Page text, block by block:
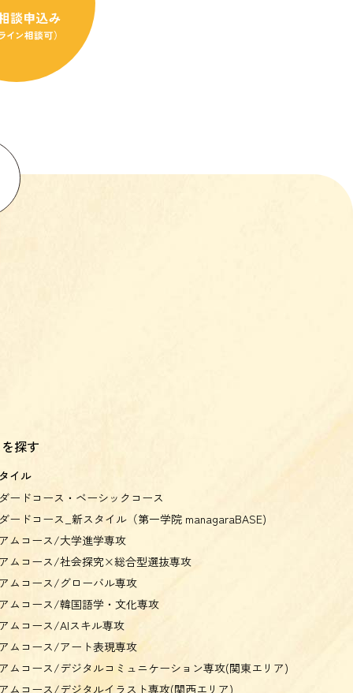
探す
イル
ードコース・ベーシックコース
ードコース_新スタイル（第一学院 managaraBASE)
ムコース/大学進学専攻
ムコース/社会探究×総合型選抜専攻
ムコース/グローバル専攻
ムコース/韓国語学・文化専攻
ムコース/AIスキル専攻
ムコース/アート表現専攻
ムコース/デジタルコミュニケーション専攻(関東エリア)
ムコース/デジタルイラスト専攻(関西エリア)